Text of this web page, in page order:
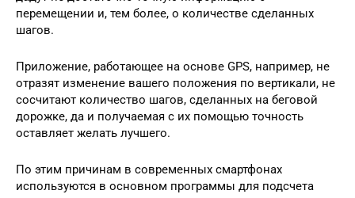
перемещении и, тем более, о количестве сделанных
шагов.
Приложение, работающее на основе GPS, например, не
отразят изменение вашего положения по вертикали, не
сосчитают количество шагов, сделанных на беговой
дорожке, да и получаемая с их помощью точность
оставляет желать лучшего.
По этим причинам в современных смартфонах
используются в основном программы для подсчета